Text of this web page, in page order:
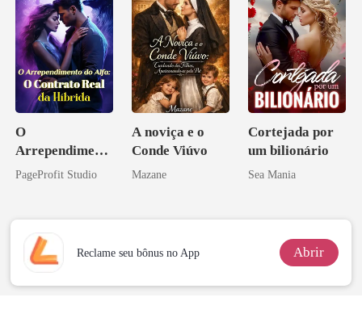
O
Arrependiment
o do Alfa: O
PageProfit Studio
A noviça e o
Conde Viúvo
Mazane
Cortejada por
um bilionário
Sea Mania
Reclame seu bônus no App Abrir